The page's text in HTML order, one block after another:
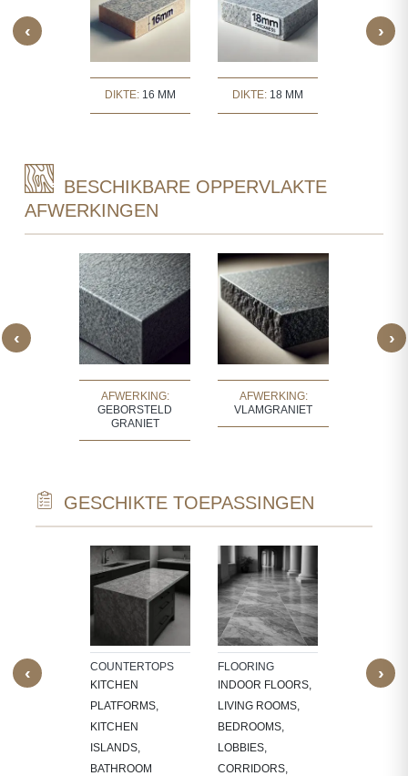
‹
DIKTE: 16 MM DIKTE: 18 MM
›
BESCHIKBARE OPPERVLAKTE
AFWERKINGEN
‹
AFWERKING:
GEBORSTELD
GRANIET
AFWERKING:
VLAMGRANIET
›
GESCHIKTE TOEPASSINGEN
‹
CNC-
COUNTERTOPS
KITCHEN
PLATFORMS,
KITCHEN
ISLANDS,
BATHROOM
FLOORING
INDOOR FLOORS,
LIVING ROOMS,
BEDROOMS,
LOBBIES,
CORRIDORS,
BATHROOM
WALLS,
›